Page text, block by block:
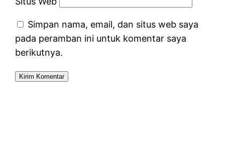
Simpan nama, email, dan situs web saya
pada peramban ini untuk komentar saya
berikutnya.